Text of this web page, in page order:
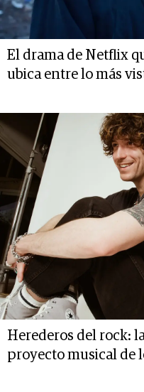
El drama de Netflix
ubica entre lo más
Herederos del rock:
proyecto musical de